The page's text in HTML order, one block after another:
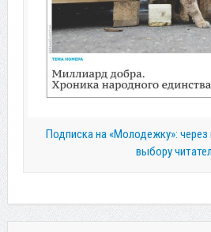
Подписка на «Молодежку»: через
выбору